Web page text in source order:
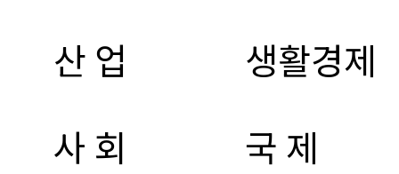
산 업
생활경제
사 회
국 제